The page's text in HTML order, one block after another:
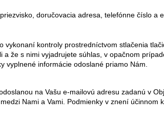
doručovacia adresa, telefónne číslo a
kontroly prostredníctvom stlačenia
že s nimi vyjadrujete súhlas, v opačnom
vyplnené informácie odoslané priamo Nám.
na Vašu e-mailovú adresu zadanú v
Nami a Vami. Podmienky v znení účinnom